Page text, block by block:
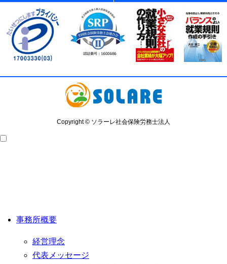
Copyright © ソラーレ社会保険労務士法人
事務所概要
経営理念
代表メッセージ